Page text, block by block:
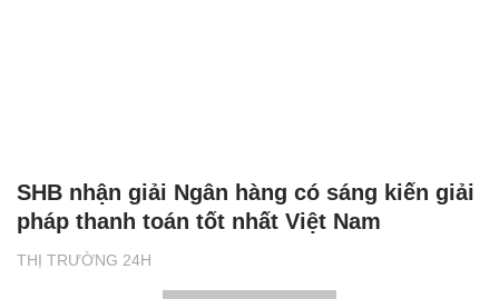
THỊ TRƯỜNG 24H
SHB nhận giải Ngân hàng có sáng kiến giải
pháp thanh toán tốt nhất Việt Nam